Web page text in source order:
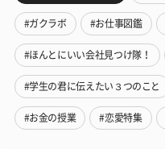
#ガクラボ #お仕事図鑑
#ほんとにいい会社見つけ隊！
#学生の君に伝えたい３つのこと
#お金の授業 #恋愛特集